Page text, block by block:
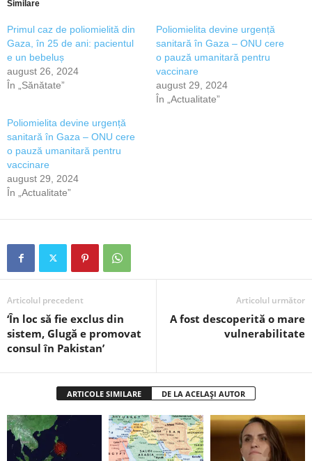
Similare
Primul caz de poliomielită din
Gaza, în 25 de ani: pacientul
e un bebeluș
august 26, 2024
În „Sănătate”
Poliomielita devine urgență
sanitară în Gaza – ONU cere
o pauză umanitară pentru
vaccinare
august 29, 2024
În „Actualitate”
Poliomielita devine urgență
sanitară în Gaza – ONU cere
o pauză umanitară pentru
vaccinare
august 29, 2024
În „Actualitate”
Articolul precedent
‘În loc să fie exclus din
sistem, Glugă e promovat
consul în Pakistan’
Articolul următor
A fost descoperită o mare
vulnerabilitate
ARTICOLE SIMILARE DE LA ACELAȘI AUTOR